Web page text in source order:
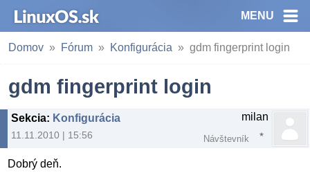
MENU
Domov Fórum Konfigurácia gdm fingerprint login
gdm fingerprint login
Sekcia: Konfigurácia
11.11.2010 | 15:56
milan
Návštevník
Dobrý deň.